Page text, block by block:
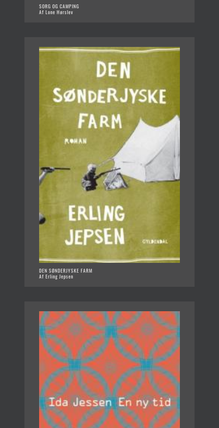
SORG OG CAMPING
Af Lone Hørslev
DEN SØNDERJYSKE FARM
Af Erling Jepsen